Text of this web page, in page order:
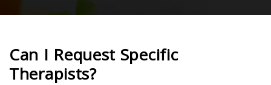
Can I Request Specific
Therapists?